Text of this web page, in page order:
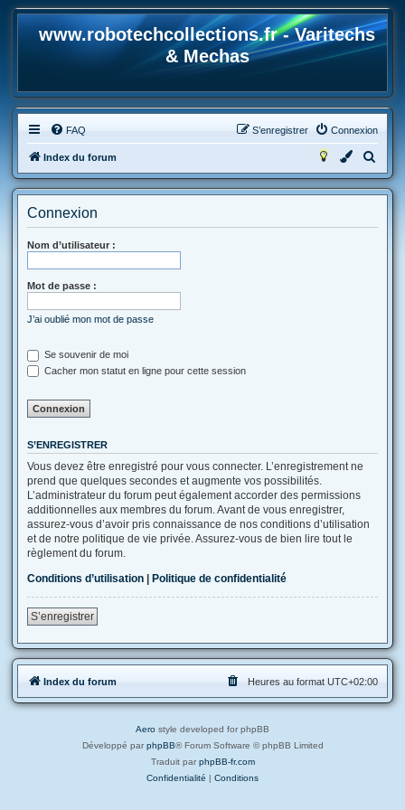
www.robotechcollections.fr - Varitechs
& Mechas
FAQ Connexion
S’enregistrer
Index du forum
e
Connexion
Nom d’utilisateur :
Mot de passe :
J’ai oublié mon mot de passe
Se souvenir de moi
Cacher mon statut en ligne pour cette session
S’ENREGISTRER
Vous devez être enregistré pour vous connecter. L’enregistrement ne
prend que quelques secondes et augmente vos possibilités.
L’administrateur du forum peut également accorder des permissions
additionnelles aux membres du forum. Avant de vous enregistrer,
assurez-vous d’avoir pris connaissance de nos conditions d’utilisation
et de notre politique de vie privée. Assurez-vous de bien lire tout le
règlement du forum.
Conditions d’utilisation | Politique de confidentialité
S’enregistrer
Index du forum Heures au format UTC+02:00
Aero style developed for phpBB
Développé par phpBB® Forum Software © phpBB Limited
Traduit par phpBB-fr.com
Confidentialité | Conditions